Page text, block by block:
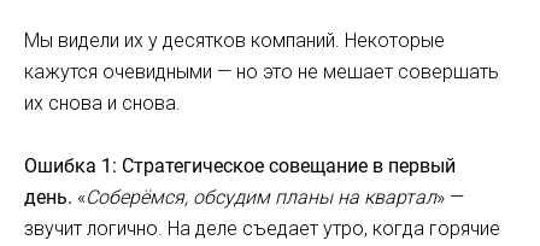
Мы видели их у десятков компаний. Некоторые
кажутся очевидными — но это не мешает совершать
их снова и снова.
Ошибка 1: Стратегическое совещание в первый
день. «Соберёмся, обсудим планы на квартал» —
звучит логично. На деле съедает утро, когда горячие